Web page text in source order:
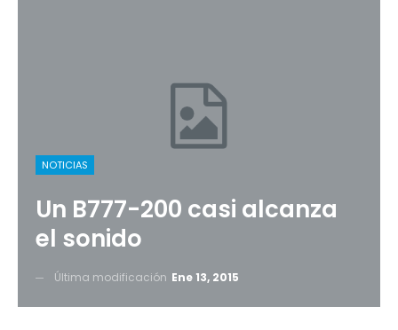
NOTICIAS
Un B777-200 casi alcanza
el sonido
Última modificación Ene 13, 2015